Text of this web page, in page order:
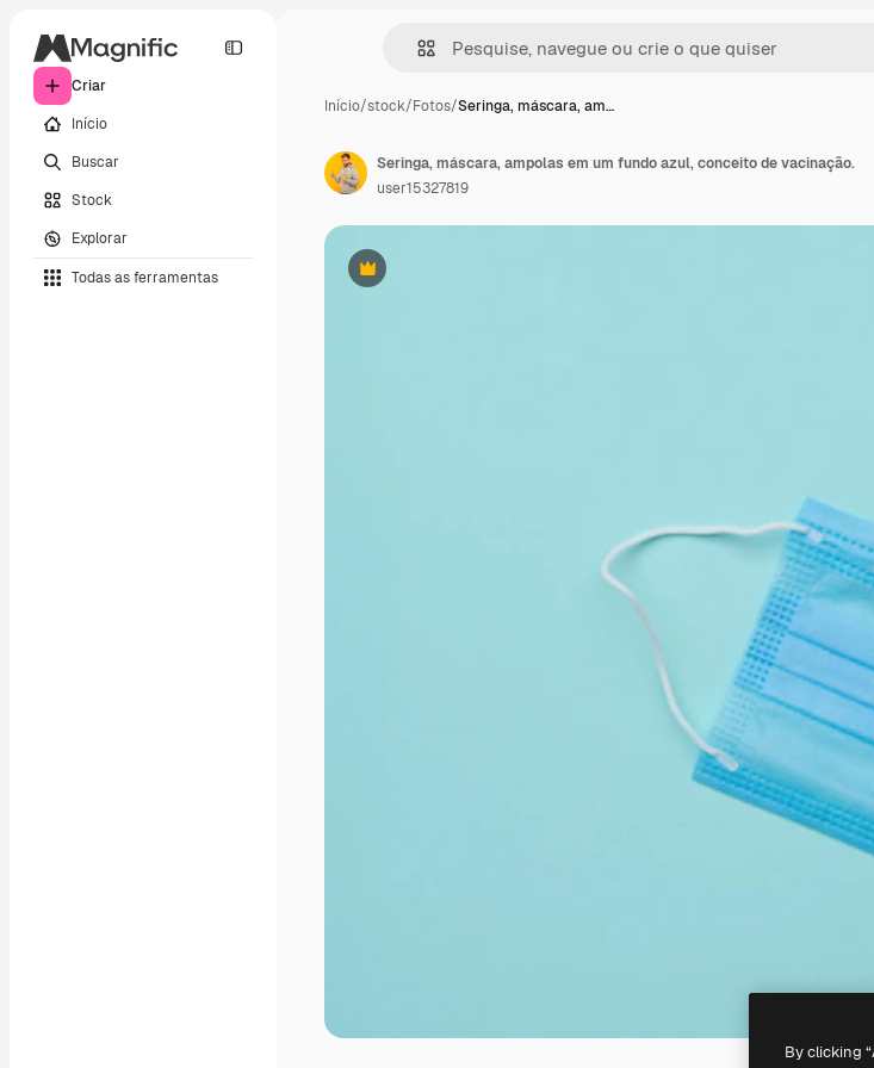
Criar
Início
Buscar
Stock
Explorar
Todas as ferramentas
Início/stock/Fotos/Seringa, máscara, am…
Premium
Seringa, máscara, ampolas em um fundo azul, conceito de vacinação.
user15327819
By clicking